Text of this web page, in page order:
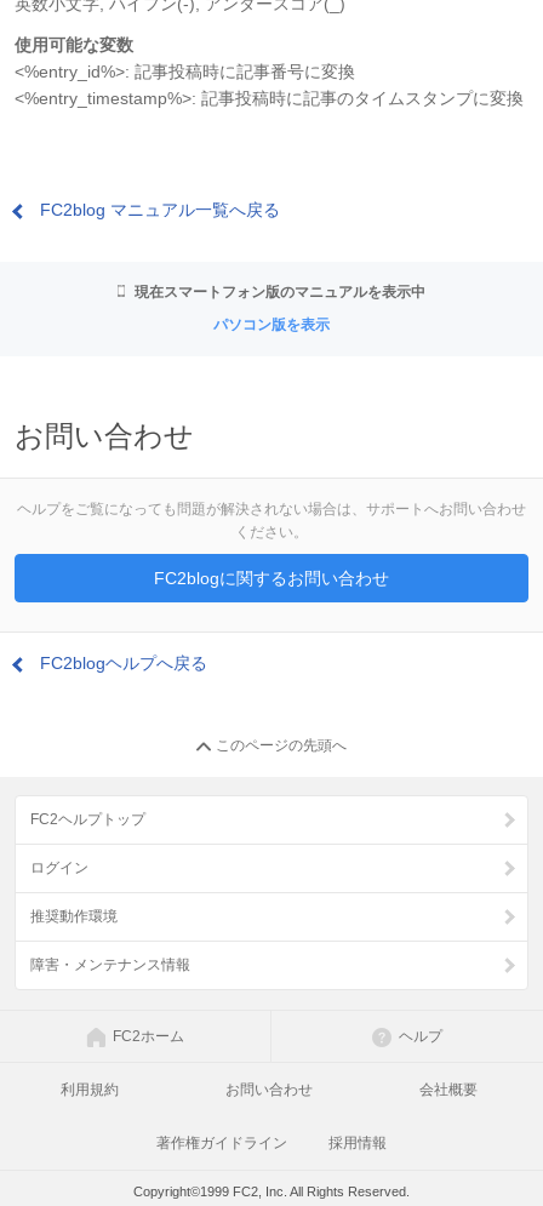
使用可能な変数
<%entry_id%>: 記事投稿時に記事番号に変換
<%entry_timestamp%>: 記事投稿時に記事のタイムスタンプに変換
FC2blog マニュアル一覧へ戻る
現在スマートフォン版のマニュアルを表示中
パソコン版を表示
お問い合わせ
ヘルプをご覧になっても問題が解決されない場合は、サポートへお問い合わせ
ください。
FC2blogに関するお問い合わせ
FC2blogヘルプへ戻る
このページの先頭へ
FC2ヘルプトップ
ログイン
推奨動作環境
障害・メンテナンス情報
FC2ホーム ヘルプ
利用規約 お問い合わせ 会社概要
著作権ガイドライン 採用情報
Copyright©1999 FC2, Inc. All Rights Reserved.